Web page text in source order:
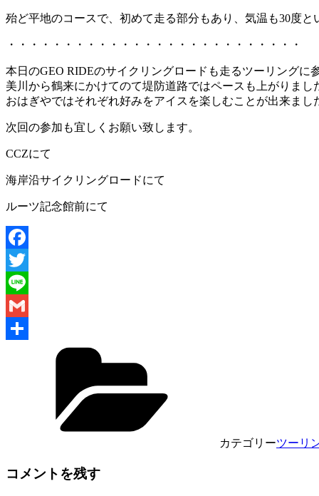
殆ど平地のコースで、初めて走る部分もあり、気温も30度
・・・・・・・・・・・・・・・・・・・・・・・・・・
本日のGEO RIDEのサイクリングロードも走るツーリングに
美川から鶴来にかけてのて堤防道路ではペースも上がりまし
おはぎやではそれぞれ好みをアイスを楽しむことが出来まし
次回の参加も宜しくお願い致します。
CCZにて
海岸沿サイクリングロードにて
ルーツ記念館前にて
Facebook
Twitter
Line
Gmail
カテゴリーツーリ
コメントを残す